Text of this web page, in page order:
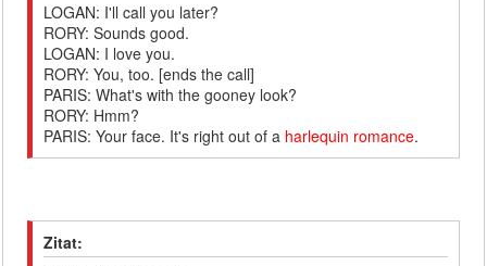
LOGAN: I'll call you later?
RORY: Sounds good.
LOGAN: I love you.
RORY: You, too. [ends the call]
PARIS: What's with the gooney look?
RORY: Hmm?
PARIS: Your face. It's right out of a harlequin romance.
Zitat: